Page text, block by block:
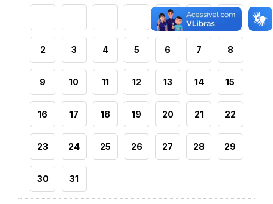
1
2 3 4 5 6 7 8
9 10 11 12 13 14 15
16 17 18 19 20 21 22
23 24 25 26 27 28 29
30 31